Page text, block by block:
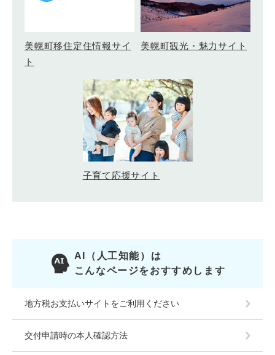
美幌町移住定住情報サイ
ト
美幌町観光・魅力サイト
子育て応援サイト
AI（人工知能）は
こんなページをおすすめします
地方税お支払いサイトをご利用ください
交付申請時の本人確認方法